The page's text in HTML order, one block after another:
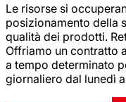
Le risorse si
posizionamento della
qualità dei prodotti.
Offriamo un contratto
a tempo determinato
giornaliero dal lunedì